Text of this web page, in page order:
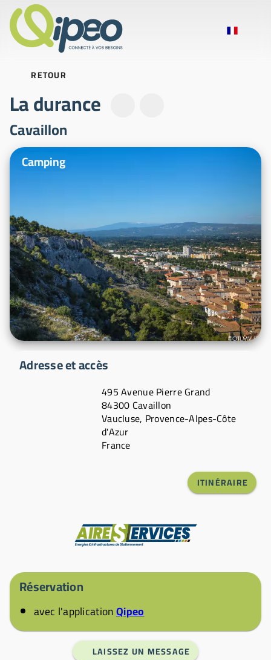
RETOUR
La durance
Cavaillon
Photos d'illustration
Camping
Adresse et accès
495 Avenue Pierre Grand
84300 Cavaillon
Vaucluse, Provence-Alpes-Côte
d'Azur
France
ITINÉRAIRE
Réservation
avec l'applicationQipeo
LAISSEZ UN MESSAGE